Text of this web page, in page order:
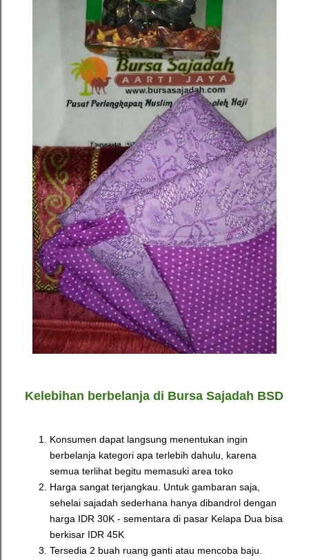
Kelebihan berbelanja di Bursa Sajadah BSD
Konsumen dapat langsung menentukan ingin
berbelanja kategori apa terlebih dahulu, karena
semua terlihat begitu memasuki area toko
Harga sangat terjangkau. Untuk gambaran saja,
sehelai sajadah sederhana hanya dibandrol dengan
harga IDR 30K - sementara di pasar Kelapa Dua bisa
berkisar IDR 45K
Tersedia 2 buah ruang ganti atau mencoba baju.